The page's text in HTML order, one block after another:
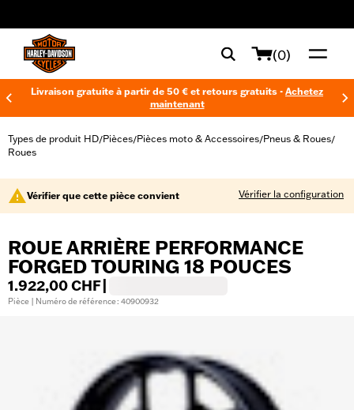
(0)
Livraison gratuite à partir de 50 € et retours gratuits - Achetez
maintenant
Types de produit HD/Pièces/Pièces moto & Accessoires/Pneus & Roues/
Roues
Vérifier que cette pièce convient Vérifier la configuration
ROUE ARRIÈRE PERFORMANCE
FORGED TOURING 18 POUCES
1.922,00 CHF
Pièce | Numéro de référence : 40900932